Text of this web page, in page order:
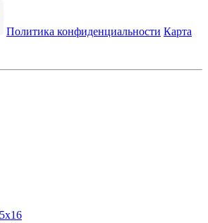
Политика конфиденциальности Карта